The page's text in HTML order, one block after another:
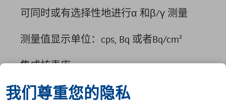
可同时或有选择性地进行α 和β/γ 测量
测量值显示单位：cps, Bq 或者Bq/cm²
集成核素库
也可选择配备集成的电池组。
我们尊重您的隐私